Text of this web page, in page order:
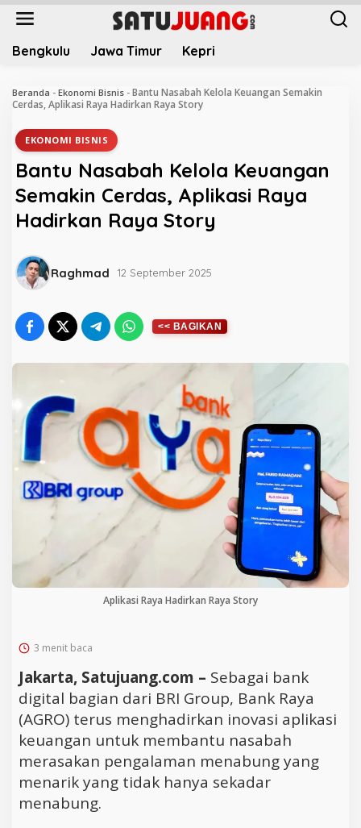
L
Bengkulu Jawa Timur Kepri
Beranda - Ekonomi Bisnis - Bantu Nasabah Kelola Keuangan Semakin
Cerdas, Aplikasi Raya Hadirkan Raya Story
EKONOMI BISNIS
Bantu Nasabah Kelola Keuangan
Semakin Cerdas, Aplikasi Raya
Hadirkan Raya Story
Raghmad 12 September 2025
Aplikasi Raya Hadirkan Raya Story
3 menit baca
Jakarta, Satujuang.com – Sebagai bank
digital bagian dari BRI Group, Bank Raya
(AGRO) terus menghadirkan inovasi aplikasi
keuangan untuk membantu nasabah
merasakan pengalaman menabung yang
menarik yang tidak hanya sekadar
menabung.